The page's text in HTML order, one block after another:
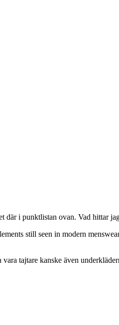
där i punktlistan ovan. Vad hittar
still seen in modern
tajtare kanske även